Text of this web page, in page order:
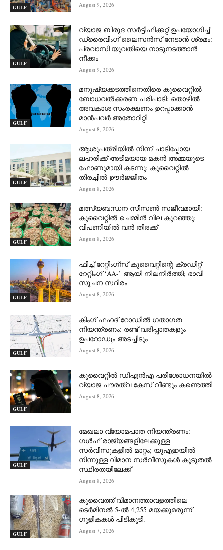
GULF August 9, 2026
GULF
വ്യാജ ബിരുദ സർട്ടിഫിക്കറ്റ് ഉപയോഗിച്ച്
ഡ്രൈവിംഗ് ലൈസൻസ് നേടാൻ ശ്രമം:
പ്രവാസി യുവതിയെ നാടുനടത്താൻ
നീക്കം
August 9, 2026
GULF
മനുഷ്യക്കടത്തിനെതിരെ കുവൈറ്റിൽ
ബോധവൽക്കരണ പരിപാടി; തൊഴിൽ
അവകാശ സംരക്ഷണം ഉറപ്പാക്കാൻ
മാൻപവർ അതോറിറ്റി
August 8, 2026
GULF
ആശുപത്രിയിൽ നിന്ന് ചാടിപ്പോയ
ലഹരിക്ക് അടിമയായ മകൻ അമ്മയുടെ
ഫോണുമായി കടന്നു; കുവൈറ്റിൽ
തിരച്ചിൽ ഊർജ്ജിതം
August 8, 2026
GULF
മത്സ്യബന്ധന സീസൺ സജീവമായി:
കുവൈറ്റിൽ ചെമ്മീൻ വില കുറഞ്ഞു;
വിപണിയിൽ വൻ തിരക്ക്
August 8, 2026
GULF
ഫിച്ച് റേറ്റിംഗ്സ് കുവൈറ്റിന്റെ ക്രഡിറ്റ്
റേറ്റിംഗ് ‘AA-’ ആയി നിലനിർത്തി; ഭാവി
സൂചന സ്ഥിരം
August 8, 2026
GULF
കിംഗ് ഫഹദ് റോഡിൽ ഗതാഗത
നിയന്ത്രണം: രണ്ട് വരിപ്പാതകളും
ഉപറോഡും അടച്ചിടും
August 8, 2026
GULF
കുവൈറ്റിൽ ഡിഎൻഎ പരിശോധനയിൽ
വ്യാജ പൗരത്വ കേസ് വീണ്ടും കണ്ടെത്തി
August 8, 2026
GULF
മേഖലാ വ്യോമപാത നിയന്ത്രണം:
ഗൾഫ് രാജ്യങ്ങളിലേക്കുള്ള
സർവീസുകളിൽ മാറ്റം; യുഎഇയിൽ
നിന്നുള്ള വിമാന സർവീസുകൾ കൂടുതൽ
സ്ഥിരതയിലേക്ക്
August 8, 2026
GULF
കുവൈത്ത് വിമാനത്താവളത്തിലെ
ടെർമിനൽ 5-ൽ 4,255 മയക്കുമരുന്ന്
ഗുളികകൾ പിടികൂടി.
August 7, 2026